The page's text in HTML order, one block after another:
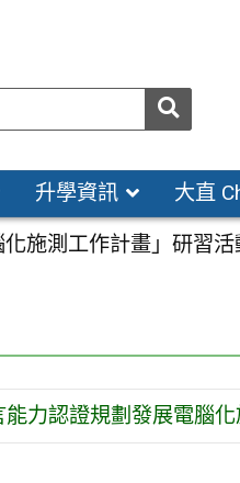
送出
升學資訊 大直
施測工作計畫」研習活
力認證規劃發展電腦